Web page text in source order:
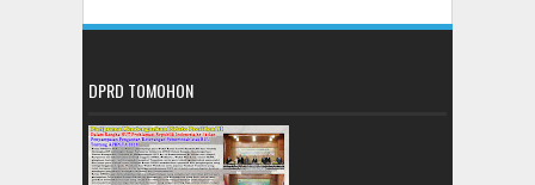
DPRD TOMOHON